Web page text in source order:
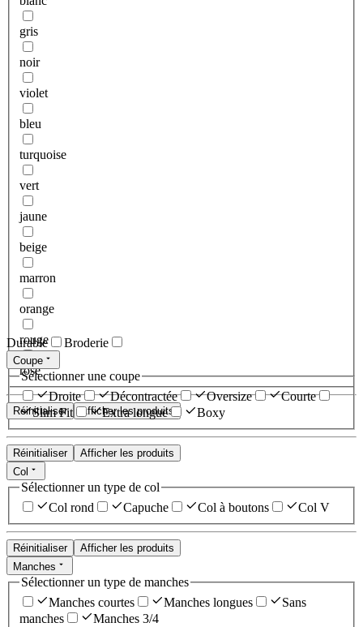
gris
noir
violet
bleu
turquoise
vert
jaune
beige
marron
orange
rouge
rose
Réinitialiser Afficher les produits
Durable Broderie
Coupe
Sélectionner une coupe
Droite
Décontractée Oversize
Courte
Slim Fit
Extra longue Boxy
Réinitialiser
Afficher les produits
Col
Sélectionner un type de col
Col rond
Capuche Col à boutons Col V
Réinitialiser
Afficher les produits
Manches
Sélectionner un type de manches
Manches courtes
Manches longues
Sans
manches
Manches 3/4